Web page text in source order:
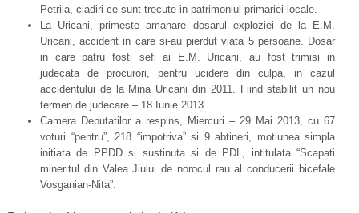
Petrila, cladiri ce sunt trecute in patrimoniul primariei locale.
La Uricani, primeste amanare dosarul exploziei de la E.M.
Uricani, accident in care si-au pierdut viata 5 persoane. Dosar
in care patru fosti sefi ai E.M. Uricani, au fost trimisi in
judecata de procurori, pentru ucidere din culpa, in cazul
accidentului de la Mina Uricani din 2011. Fiind stabilit un nou
termen de judecare – 18 Iunie 2013.
Camera Deputatilor a respins, Miercuri – 29 Mai 2013, cu 67
voturi “pentru”, 218 “impotriva” si 9 abtineri, motiunea simpla
initiata de PPDD si sustinuta si de PDL, intitulata “Scapati
mineritul din Valea Jiului de norocul rau al conducerii bicefale
Vosganian-Nita”.